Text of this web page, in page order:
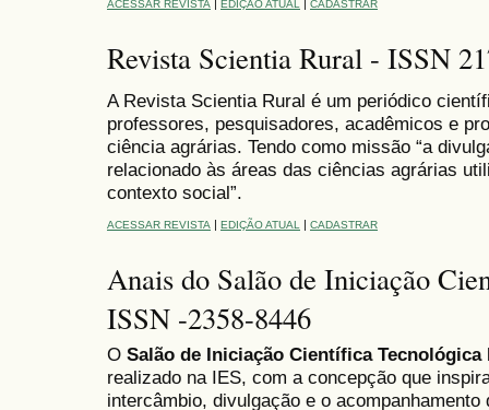
ACESSAR REVISTA | EDIÇÃO ATUAL | CADASTRAR
Revista Scientia Rural - ISSN
A Revista Scientia Rural é um periódico
professores, pesquisadores, acadêmicos e
ciência agrárias. Tendo como missão “a
relacionado às áreas das ciências agrárias
contexto social”.
ACESSAR REVISTA | EDIÇÃO ATUAL | CADASTRAR
Anais do Salão de Iniciação
ISSN -2358-8446
O Salão de Iniciação Científica Tecnológica
realizado na IES, com a concepção que
intercâmbio, divulgação e o